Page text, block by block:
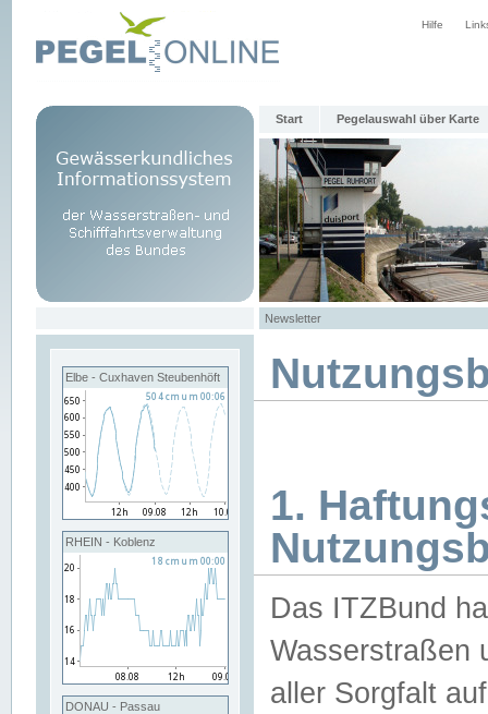
Hilfe
Start Pegelauswahl über Karte
Newsletter
Elbe - Cuxhaven Steubenhöft
RHEIN - Koblenz
DONAU - Passau
1.
Das ITZBund
Wasserstraßen
aller Sorgfalt